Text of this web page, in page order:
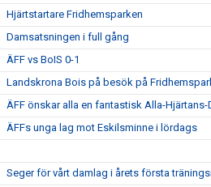
Hjärtstartare Fridhemsparken
Damsatsningen i full gång
ÄFF vs BoIS 0-1
Landskrona Bois på besök på
ÄFF önskar alla en fantastisk Alla-Hjärtans-
ÄFFs unga lag mot Eskilsminne i lördags
Seger för vårt damlag i årets första